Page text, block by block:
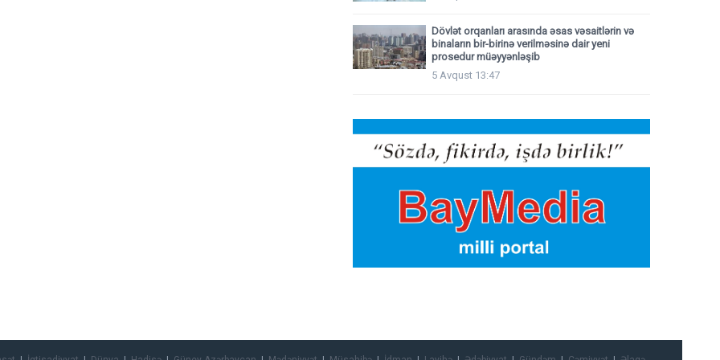
Dövlət orqanları arasında əsas vəsaitlərin və
binaların bir-birinə verilməsinə dair yeni
prosedur müəyyənləşib
5 Avqust 13:47